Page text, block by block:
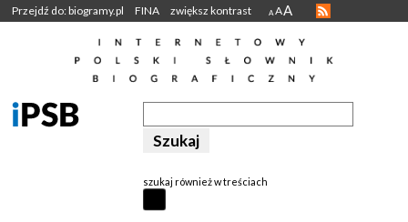
Przejdź do: biogramy.pl FINA zwiększ kontrast A AA
szukaj również w treściach